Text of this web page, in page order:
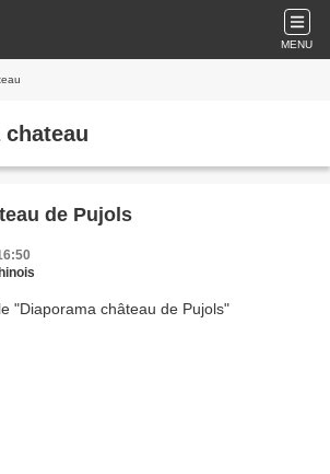
MENU
de Pujols